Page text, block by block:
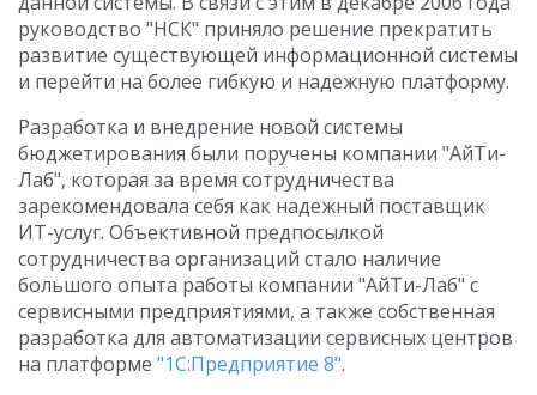
руководство "НСК" приняло решение прекратить
развитие существующей информационной системы
и перейти на более гибкую и надежную платформу.
Разработка и внедрение новой системы
бюджетирования были поручены компании "АйТи-
Лаб", которая за время сотрудничества
зарекомендовала себя как надежный поставщик
ИТ-услуг. Объективной предпосылкой
сотрудничества организаций стало наличие
большого опыта работы компании "АйТи-Лаб" с
сервисными предприятиями, а также собственная
разработка для автоматизации сервисных центров
на платформе "1С:Предприятие 8".